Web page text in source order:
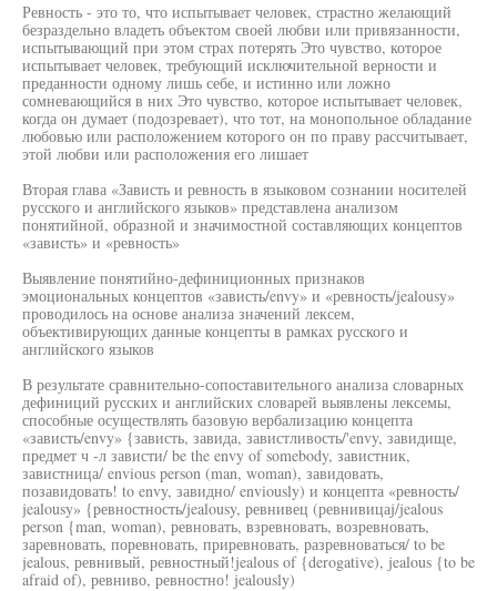
Ревность - это то, что испытывает человек, страстно желающий
безраздельно владеть объектом своей любви или привязанности,
испытывающий при этом страх потерять Это чувство, которое
испытывает человек, требующий исключительной верности и
преданности одному лишь себе, и истинно или ложно
сомневающийся в них Это чувство, которое испытывает человек,
когда он думает (подозревает), что тот, на монопольное обладание
любовью или расположением которого он по праву рассчитывает,
этой любви или расположения его лишает
Вторая глава «Зависть и ревность в языковом сознании носителей
русского и английского языков» представлена анализом
понятийной, образной и значимостной составляющих концептов
«зависть» и «ревность»
Выявление понятийно-дефиниционных признаков
эмоциональных концептов «зависть/envy» и «ревность/jealousy»
проводилось на основе анализа значений лексем,
объективирующих данные концепты в рамках русского и
английского языков
В результате сравнительно-сопоставительного анализа словарных
дефиниций русских и английских словарей выявлены лексемы,
способные осуществлять базовую вербализацию концепта
«зависть/envy» {зависть, завида, завистливость/'envy, завидище,
предмет ч -л зависти/ be the envy of somebody, завистник,
завистница/ envious person (man, woman), завидовать,
позавидовать! to envy, завидно/ enviously) и концепта «ревность/
jealousy» {ревностность/jealousy, ревнивец (ревнивицаj/jealous
person {man, woman), ревновать, взревновать, возревновать,
заревновать, поревновать, приревновать, разревноваться/ to be
jealous, ревнивый, ревностный!jealous of {derogative), jealous {to be
afraid of), ревниво, ревностно! jealously)